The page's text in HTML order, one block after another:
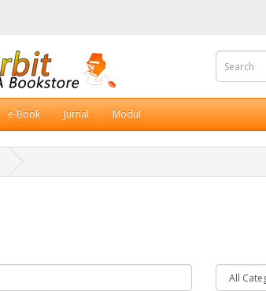
e-Book Jurnal Modul